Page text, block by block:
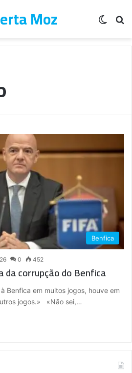
Moz
Benfica
0 452
da corrupção do Benfica
Benfica em muitos jogos, houve em
jogos.» «Não sei,…